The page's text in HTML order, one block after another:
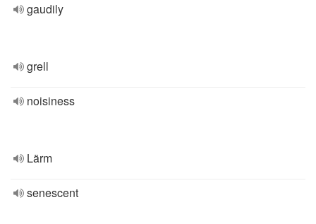
gaudily
grell
noisiness
Lärm
senescent